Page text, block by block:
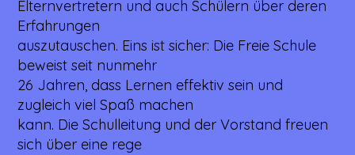
Elternvertretern und auch Schülern über deren
Erfahrungen
auszutauschen. Eins ist sicher: Die Freie Schule
beweist seit nunmehr
26 Jahren, dass Lernen effektiv sein und
zugleich viel Spaß machen
kann. Die Schulleitung und der Vorstand freuen
sich über eine rege